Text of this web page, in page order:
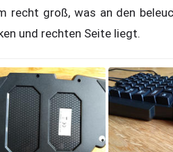
recht groß, was an den
und rechten Seite liegt.